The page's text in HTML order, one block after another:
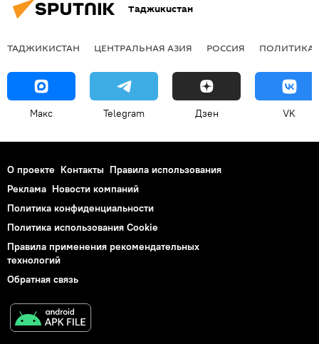
Таджикистан
ТАДЖИКИСТАН ЦЕНТРАЛЬНАЯ АЗИЯ РОССИЯ ПОЛИТИКА
Макс Telegram Дзен VK
О проекте Контакты Правила использования
Реклама Новости компаний
Политика конфиденциальности
Политика использования Cookie
Правила применения рекомендательных
технологий
Обратная связь